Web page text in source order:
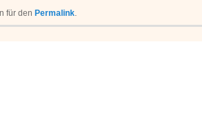
für den Permalink